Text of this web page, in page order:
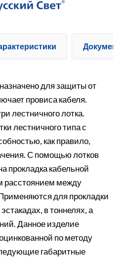
для защиты от
провиса кабеля.
лестничного лотка.
лестничного типа с
как правило,
С помощью лотков
прокладка кабельной
расстоянием между
для прокладки
в тоннелях, а
Данное изделие
по методу
габаритные